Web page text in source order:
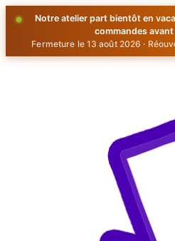
Notre atelier part bientôt en
commandes
Fermeture le 13 août 2026 ·